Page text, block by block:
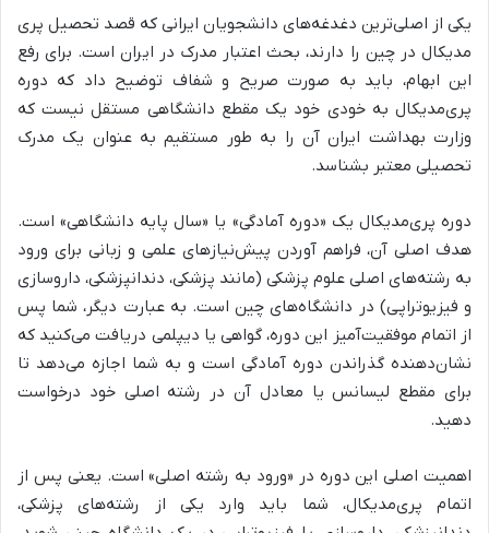
یکی از اصلی‌ترین دغدغه‌های دانشجویان ایرانی که قصد تحصیل پری
مدیکال در چین را دارند، بحث اعتبار مدرک در ایران است. برای رفع
این ابهام، باید به صورت صریح و شفاف توضیح داد که دوره
پری‌مدیکال به خودی خود یک مقطع دانشگاهی مستقل نیست که
وزارت بهداشت ایران آن را به طور مستقیم به عنوان یک مدرک
تحصیلی معتبر بشناسد.
دوره پری‌مدیکال یک «دوره آمادگی» یا «سال پایه دانشگاهی» است.
هدف اصلی آن، فراهم آوردن پیش‌نیازهای علمی و زبانی برای ورود
به رشته‌های اصلی علوم پزشکی (مانند پزشکی، دندانپزشکی، داروسازی
و فیزیوتراپی) در دانشگاه‌های چین است. به عبارت دیگر، شما پس
از اتمام موفقیت‌آمیز این دوره، گواهی یا دیپلمی دریافت می‌کنید که
نشان‌دهنده گذراندن دوره آمادگی است و به شما اجازه می‌دهد تا
برای مقطع لیسانس یا معادل آن در رشته اصلی خود درخواست
دهید.
اهمیت اصلی این دوره در «ورود به رشته اصلی» است. یعنی پس از
اتمام پری‌مدیکال، شما باید وارد یکی از رشته‌های پزشکی،